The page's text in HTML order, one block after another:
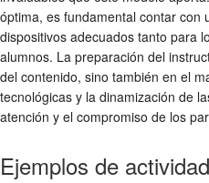
óptima, es fundamental contar con
dispositivos adecuados tanto para
alumnos. La preparación del
del contenido, sino también en el
tecnológicas y la dinamización de
atención y el compromiso de los
Ejemplos de